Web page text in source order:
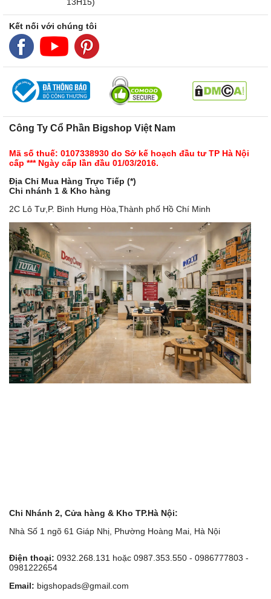
Kết nối với chúng tôi
Công Ty Cổ Phần Bigshop Việt Nam
Mã số thuế: 0107338930 do Sở kế hoạch đầu tư TP Hà Nội
cấp *** Ngày cấp lần đầu 01/03/2016.
Địa Chỉ Mua Hàng Trực Tiếp (*)
Chi nhánh 1 & Kho hàng
2C Lô Tư,P. Bình Hưng Hòa,Thành phố Hồ Chí Minh
Chi Nhánh 2, Cửa hàng & Kho TP.Hà Nội:
Nhà Số 1 ngõ 61 Giáp Nhị, Phường Hoàng Mai, Hà Nội
Điện thoại: 0932.268.131 hoặc 0987.353.550 - 0986777803 -
0981222654
Email: bigshopads@gmail.com